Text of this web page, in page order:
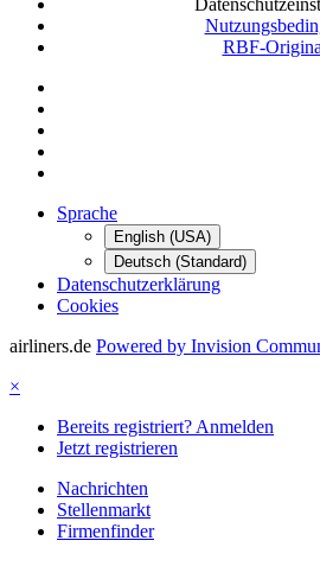
RBF-
Sprache
English (USA)
Deutsch (Standard)
Datenschutzerklärung
Cookies
airliners.de Powered by Invision
×
Bereits registriert? Anmelden
Jetzt registrieren
Nachrichten
Stellenmarkt
Firmenfinder